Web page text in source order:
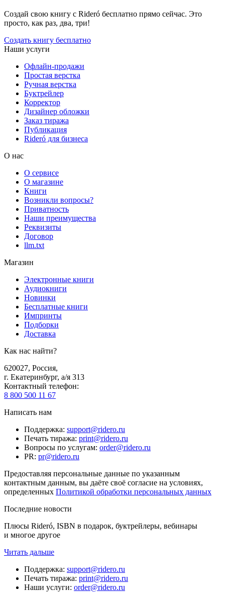
Создай свою книгу с Rideró бесплатно прямо сейчас. Это
просто, как раз, два, три!
Создать книгу бесплатно
Наши услуги
Офлайн-продажи
Простая верстка
Ручная верстка
Буктрейлер
Корректор
Дизайнер обложки
Заказ тиража
Публикация
Rideró для бизнеса
О нас
О сервисе
О магазине
Книги
Возникли вопросы?
Приватность
Наши преимущества
Реквизиты
Договор
llm.txt
Магазин
Электронные книги
Аудиокниги
Новинки
Бесплатные книги
Импринты
Подборки
Доставка
Как нас найти?
620027, Россия,
г. Екатеринбург, а/я 313
Контактный телефон:
8 800 500 11 67
Написать нам
Поддержка: support@ridero.ru
Печать тиража: print@ridero.ru
Вопросы по услугам: order@ridero.ru
PR: pr@ridero.ru
Предоставляя персональные данные по указанным
контактным данным, вы даёте своё согласие на условиях,
определенных Политикой обработки персональных данных
Последние новости
Плюсы Rideró, ISBN в подарок, буктрейлеры, вебинары
и многое другое
Читать дальше
Поддержка: support@ridero.ru
Печать тиража: print@ridero.ru
Наши услуги: order@ridero.ru